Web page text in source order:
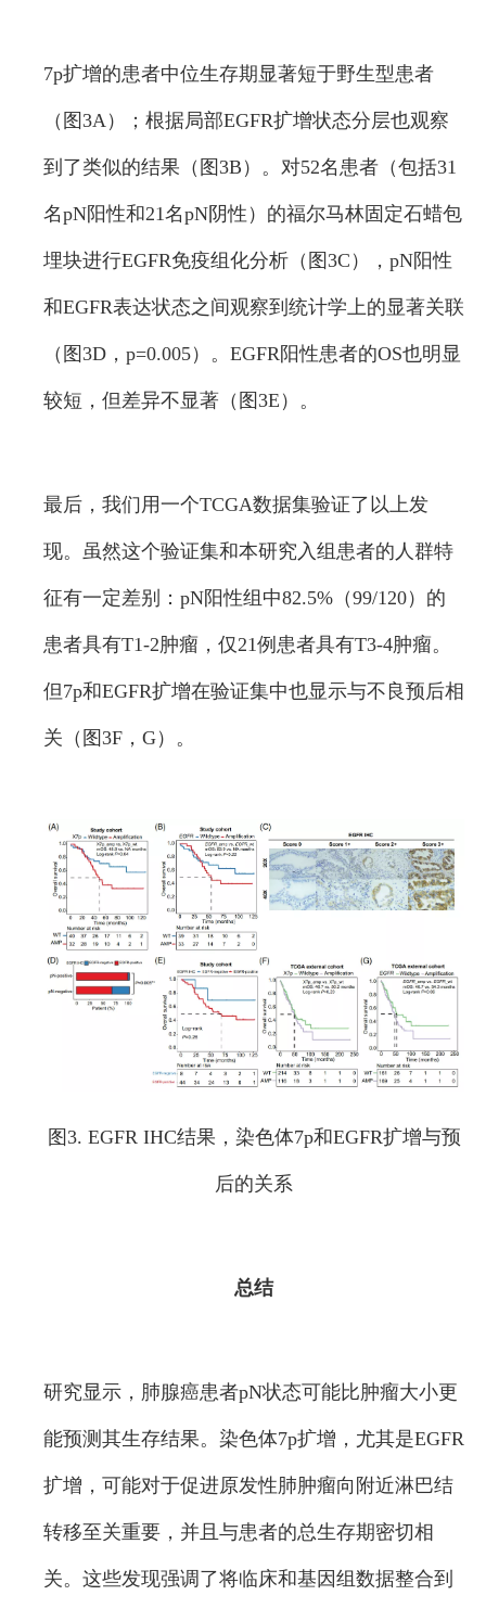
7p扩增的患者中位生存期显著短于野生型患者
（图3A）；根据局部EGFR扩增状态分层也观察
到了类似的结果（图3B）。对52名患者（包括31
名pN阳性和21名pN阴性）的福尔马林固定石蜡包
埋块进行EGFR免疫组化分析（图3C），pN阳性
和EGFR表达状态之间观察到统计学上的显著关联
（图3D，p=0.005）。EGFR阳性患者的OS也明显
较短，但差异不显著（图3E）。
最后，我们用一个TCGA数据集验证了以上发
现。虽然这个验证集和本研究入组患者的人群特
征有一定差别：pN阳性组中82.5%（99/120）的
患者具有T1-2肿瘤，仅21例患者具有T3-4肿瘤。
但7p和EGFR扩增在验证集中也显示与不良预后相
关（图3F，G）。
图3. EGFR IHC结果，染色体7p和EGFR扩增与预
后的关系
总结
研究显示，肺腺癌患者pN状态可能比肿瘤大小更
能预测其生存结果。染色体7p扩增，尤其是EGFR
扩增，可能对于促进原发性肺肿瘤向附近淋巴结
转移至关重要，并且与患者的总生存期密切相
关。这些发现强调了将临床和基因组数据整合到